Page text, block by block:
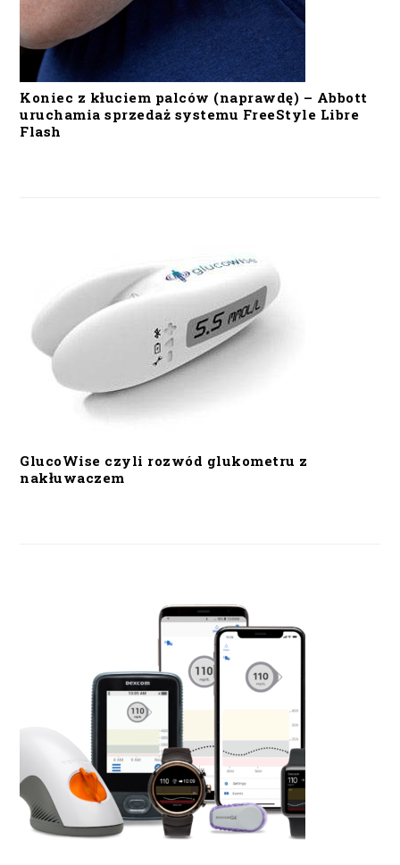
Koniec z kłuciem palców (naprawdę) – Abbott
uruchamia sprzedaż systemu FreeStyle Libre
Flash
GlucoWise czyli rozwód glukometru z
nakłuwaczem